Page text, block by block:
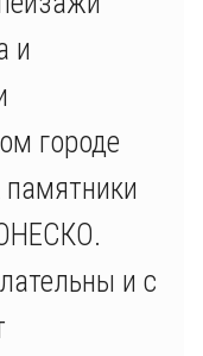
и
городе
и с